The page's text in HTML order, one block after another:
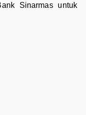
Sinarmas untuk